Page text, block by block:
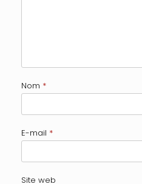
Nom *
E-mail *
Site web